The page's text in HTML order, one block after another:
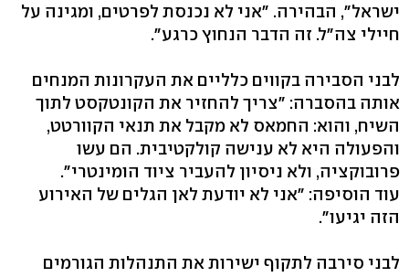
ישראל", הבהירה. "אני לא נכנסת לפרטים, ומגינה על
חיילי צה"ל. זה הדבר הנחוץ כרגע".
לבני הסבירה בקווים כלליים את העקרונות המנחים
אותה בהסברה: "צריך להחזיר את הקונטקסט לתוך
השיח, והוא: החמאס לא מקבל את תנאי הקוורטט,
והפעולה היא לא ענישה קולקטיבית. הם עשו
פרובוקציה, ולא ניסיון להעביר ציוד הומינטרי".
עוד הוסיפה: "אני לא יודעת לאן הגלים של האירוע
הזה יגיעו".
לבני סירבה לתקוף ישירות את התנהלות הגורמים